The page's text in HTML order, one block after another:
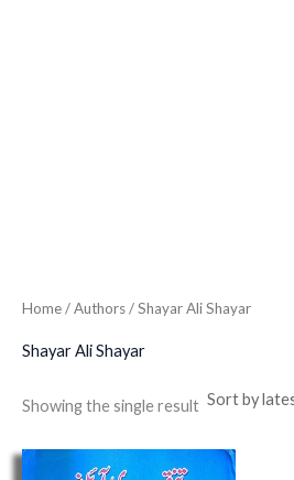
Home/ Authors / Shayar Ali Shayar
Shayar Ali Shayar
Showing the single result